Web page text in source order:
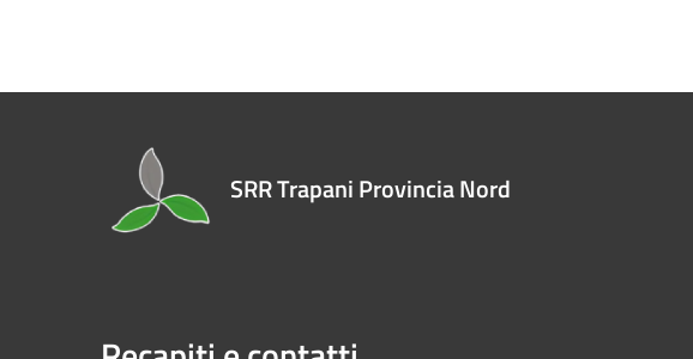
SRR Trapani Provincia Nord